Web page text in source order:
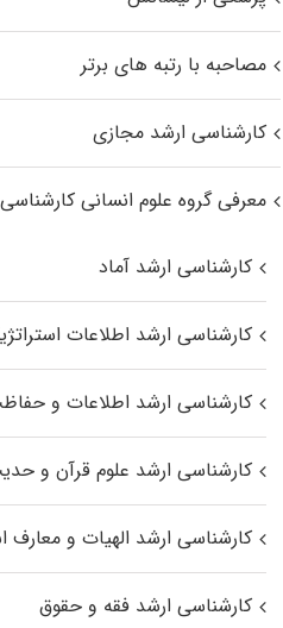
مصاحبه با رتبه های برتر
کارشناسی ارشد مجازی
معرفی گروه علوم انسانی
کارشناسی ارشد آماد
کارشناسی ارشد اطلاعات
کارشناسی ارشد اطلاعات و
کارشناسی ارشد علوم قرآن و
کارشناسی ارشد الهیات و
کارشناسی ارشد فقه و حقوق